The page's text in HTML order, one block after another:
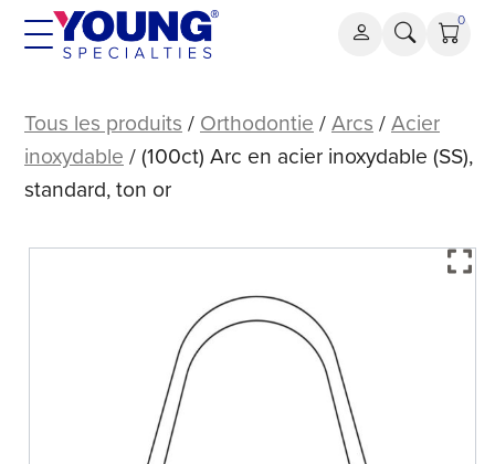
Aller
0
ct)
Arc
en
inoxydable
Tous les produits / Orthodontie /Arcs /Acier
inoxydable / (100ct) Arc en acier inoxydable (SS),
standard, ton or